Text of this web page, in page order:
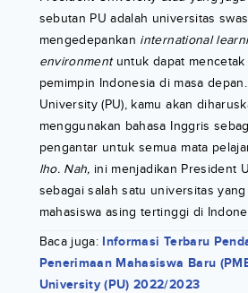
sebutan PU adalah universitas
mengedepankan international
environmentuntuk dapat mencetak
pemimpin Indonesia di masa
University (PU), kamu akan
menggunakan bahasa Inggris
pengantar untuk semua mata
lho. Nah, ini menjadikan President
sebagai salah satu universitas
mahasiswa asing tertinggi di
Baca juga: Informasi Terbaru
Penerimaan Mahasiswa Baru
University (PU) 2022/2023